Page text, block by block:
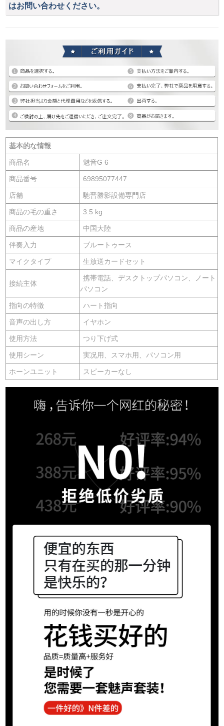
はお問い合わせください。
基本的な情報
商品名 魅音G 6
商品番号 69895077447
店舗 馳晋勝影設備専門店
商品の毛の重さ 3.5 kg
商品の産地 中国大陸
伴奏入力 ブルートゥース
マイクタイプ 生放送カードセット
接続主体
携帯電話、デスクトップパソコン、ノート
パソコン
指向の特徴 ハート指向
音声の出し方 イヤホン
使用方法 つり下げ式
使用シーン 実况用、スマホ用、パソコン用
ホーンユニット スピーカーなし